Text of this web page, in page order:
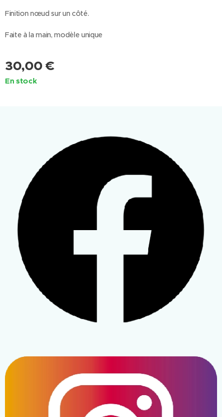
Finition nœud sur un côté.
Faite à la main, modèle unique
30,00 €
En stock